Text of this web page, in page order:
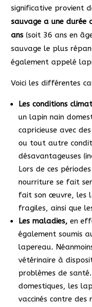
significative provient
sauvage a une durée
ans (soit 36 ans en
sauvage le plus
également appelé
Voici les différentes
Les conditions
un lapin nain
capricieuse avec
ou tout autre
désavantageuses
Lors de ces
nourriture se fait
fait son œuvre, les
fragiles, ainsi que
Les maladies, en
également soumis
lapereau.
vétérinaire à
problèmes de
domestiques, les
vaccinés contre